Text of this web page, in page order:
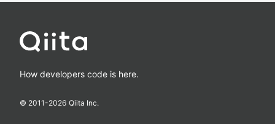
How developers code is here.
© 2011-2026 Qiita Inc.